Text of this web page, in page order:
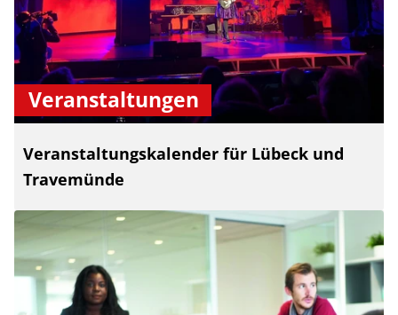
Veranstaltungen
Veranstaltungskalender für Lübeck und
Travemünde